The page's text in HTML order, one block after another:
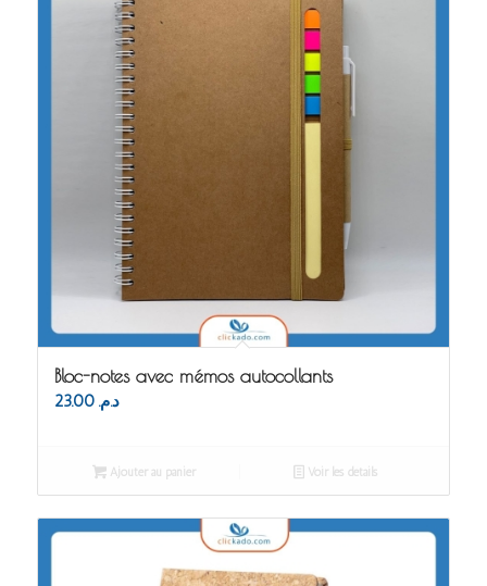
Bloc-notes avec mémos autocollants
د.م. 23.00
Ajouter au panier Voir les détails